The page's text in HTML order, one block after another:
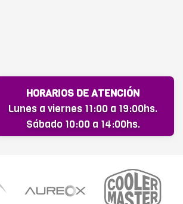
HORARIOS DE ATENCIÓN
Lunes a viernes 11:00 a 19:00hs.
Sábado 10:00 a 14:00hs.